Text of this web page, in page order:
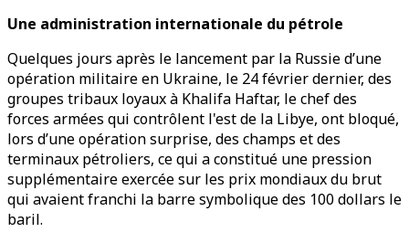
Une administration internationale du pétrole
Quelques jours après le lancement par la Russie d’une
opération militaire en Ukraine, le 24 février dernier, des
groupes tribaux loyaux à Khalifa Haftar, le chef des
forces armées qui contrôlent l'est de la Libye, ont bloqué,
lors d’une opération surprise, des champs et des
terminaux pétroliers, ce qui a constitué une pression
supplémentaire exercée sur les prix mondiaux du brut
qui avaient franchi la barre symbolique des 100 dollars le
baril.